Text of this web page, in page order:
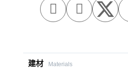
 
建材
Materials